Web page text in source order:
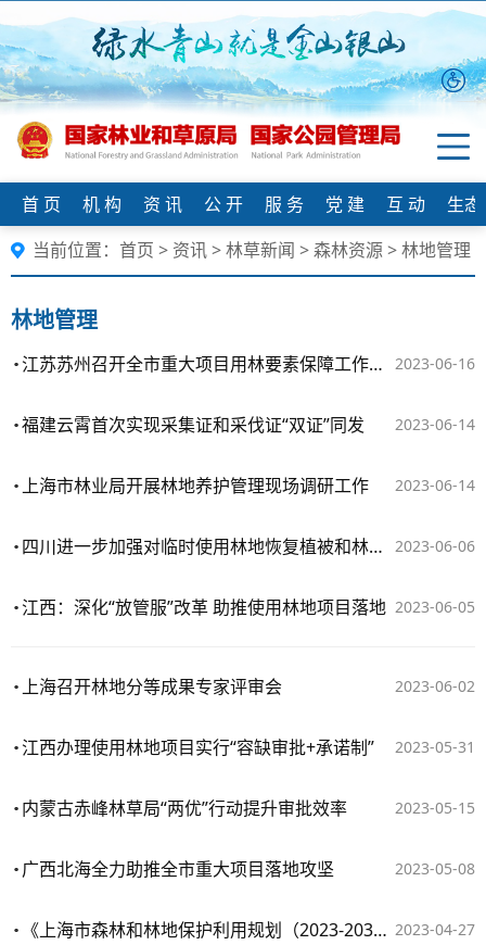
首 页 机 构 资 讯 公 开 服 务 党 建 互 动
生
当前位置： 首页 > 资讯>林草新闻 >森林资源>林地管理
林地管理
2023-06-16
江苏苏州召开全市重大项目用林要素保障工作座谈会
2023-06-14
福建云霄首次实现采集证和采伐证“双证”同发
2023-06-14
上海市林业局开展林地养护管理现场调研工作
2023-06-06
四川进一步加强对临时使用林地恢复植被和林业生产条件的监督管理
2023-06-05
江西：深化“放管服”改革 助推使用林地项目落地
2023-06-02
上海召开林地分等成果专家评审会
2023-05-31
江西办理使用林地项目实行“容缺审批+承诺制”
2023-05-15
内蒙古赤峰林草局“两优”行动提升审批效率
2023-05-08
广西北海全力助推全市重大项目落地攻坚
2023-04-27
​《上海市森林和林地保护利用规划（2023-2035年）》获批同意实施